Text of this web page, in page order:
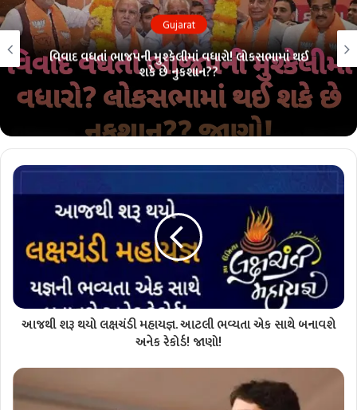
થઈ
Gujarat
લોકસભા ચૂંટણી પહેલાં ભાજપમાં ભંગાણ??
પરંપરા તૂટશે?? જાણો!!
આજથી શરૂ થયો લક્ષચંડી મહાયજ્ઞ. આટલી ભવ્યતા એક સાથે બનાવશે
અનેક રેકોર્ડ! જાણો!